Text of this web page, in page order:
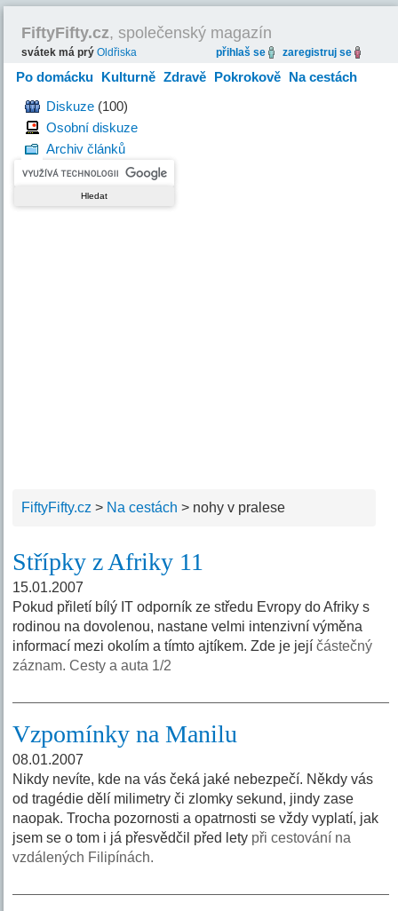
FiftyFifty.cz, společenský magazín
svátek má prýOldřiska přihlaš se zaregistruj se
Po domácku Kulturně Zdravě Pokrokově Na cestách
HravěDiskuze (100)
Osobní diskuze
Archiv článků
FiftyFifty.cz > Na cestách > nohy v pralese
Střípky z Afriky 11
15.01.2007
Pokud přiletí bílý IT odporník ze středu Evropy do Afriky s
rodinou na dovolenou, nastane velmi intenzivní výměna
informací mezi okolím a tímto ajtíkem. Zde je jejíčástečný
záznam. Cesty a auta 1/2
Vzpomínky na Manilu
08.01.2007
Nikdy nevíte, kde na vás čeká jaké nebezpečí. Někdy vás
od tragédie dělí milimetry či zlomky sekund, jindy zase
naopak. Trocha pozornosti a opatrnosti se vždy vyplatí, jak
jsem se o tom i já přesvědčil před lety při cestování na
vzdálených Filipínách.